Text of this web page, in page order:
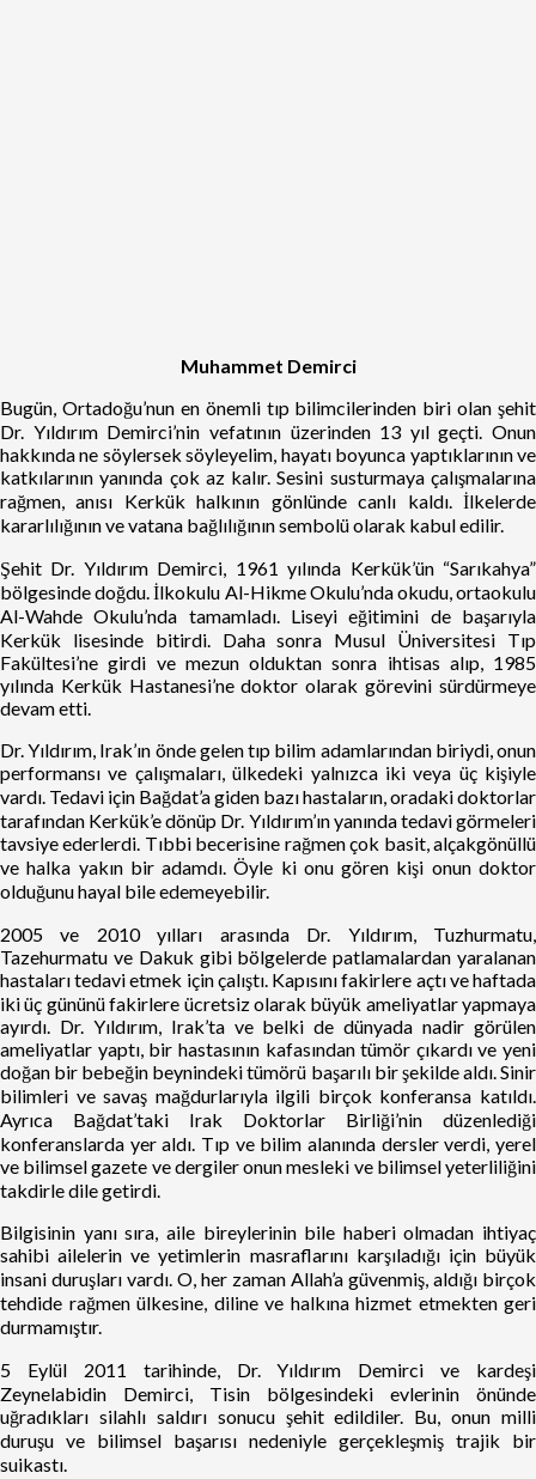
Muhammet Demirci
Bugün, Ortadoğu’nun en önemli tıp bilimcilerinden biri olan şehit
Dr. Yıldırım Demirci’nin vefatının üzerinden 13 yıl geçti. Onun
hakkında ne söylersek söyleyelim, hayatı boyunca yaptıklarının ve
katkılarının yanında çok az kalır. Sesini susturmaya çalışmalarına
rağmen, anısı Kerkük halkının gönlünde canlı kaldı. İlkelerde
kararlılığının ve vatana bağlılığının sembolü olarak kabul edilir.
Şehit Dr. Yıldırım Demirci, 1961 yılında Kerkük’ün “Sarıkahya”
bölgesinde doğdu. İlkokulu Al-Hikme Okulu’nda okudu, ortaokulu
Al-Wahde Okulu’nda tamamladı. Liseyi eğitimini de başarıyla
Kerkük lisesinde bitirdi. Daha sonra Musul Üniversitesi Tıp
Fakültesi’ne girdi ve mezun olduktan sonra ihtisas alıp, 1985
yılında Kerkük Hastanesi’ne doktor olarak görevini sürdürmeye
devam etti.
Dr. Yıldırım, Irak’ın önde gelen tıp bilim adamlarından biriydi, onun
performansı ve çalışmaları, ülkedeki yalnızca iki veya üç kişiyle
vardı. Tedavi için Bağdat’a giden bazı hastaların, oradaki doktorlar
tarafından Kerkük’e dönüp Dr. Yıldırım’ın yanında tedavi görmeleri
tavsiye ederlerdi. Tıbbi becerisine rağmen çok basit, alçakgönüllü
ve halka yakın bir adamdı. Öyle ki onu gören kişi onun doktor
olduğunu hayal bile edemeyebilir.
2005 ve 2010 yılları arasında Dr. Yıldırım, Tuzhurmatu,
Tazehurmatu ve Dakuk gibi bölgelerde patlamalardan yaralanan
hastaları tedavi etmek için çalıştı. Kapısını fakirlere açtı ve haftada
iki üç gününü fakirlere ücretsiz olarak büyük ameliyatlar yapmaya
ayırdı. Dr. Yıldırım, Irak’ta ve belki de dünyada nadir görülen
ameliyatlar yaptı, bir hastasının kafasından tümör çıkardı ve yeni
doğan bir bebeğin beynindeki tümörü başarılı bir şekilde aldı. Sinir
bilimleri ve savaş mağdurlarıyla ilgili birçok konferansa katıldı.
Ayrıca Bağdat’taki Irak Doktorlar Birliği’nin düzenlediği
konferanslarda yer aldı. Tıp ve bilim alanında dersler verdi, yerel
ve bilimsel gazete ve dergiler onun mesleki ve bilimsel yeterliliğini
takdirle dile getirdi.
Bilgisinin yanı sıra, aile bireylerinin bile haberi olmadan ihtiyaç
sahibi ailelerin ve yetimlerin masraflarını karşıladığı için büyük
insani duruşları vardı. O, her zaman Allah’a güvenmiş, aldığı birçok
tehdide rağmen ülkesine, diline ve halkına hizmet etmekten geri
durmamıştır.
5 Eylül 2011 tarihinde, Dr. Yıldırım Demirci ve kardeşi
Zeynelabidin Demirci, Tisin bölgesindeki evlerinin önünde
uğradıkları silahlı saldırı sonucu şehit edildiler. Bu, onun milli
duruşu ve bilimsel başarısı nedeniyle gerçekleşmiş trajik bir
suikastı.